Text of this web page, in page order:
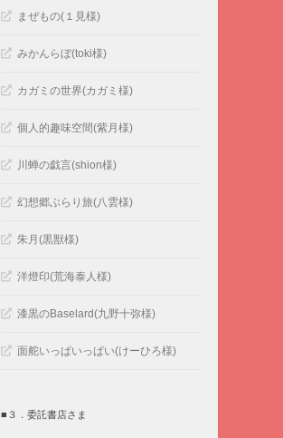
まぜもの(１見様)
みかんらぼ(toki様)
カガミの世界(カガミ様)
個人的趣味空間(紫月様)
川蝉の戯言(shion様)
幻想郷ぶらり旅(八雲様)
朱月(黒獣様)
洋燈印(荒海泰人様)
漆黒のBaselard(九野十弥様)
面舵いっぱいっぱい(けーひろ様)
■３．委託書店さま